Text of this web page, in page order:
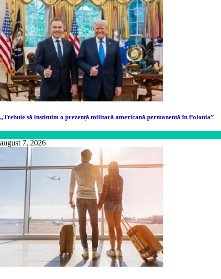
„Trebuie să instituim o prezență militară americană permanentă în Polonia”
august 7, 2026